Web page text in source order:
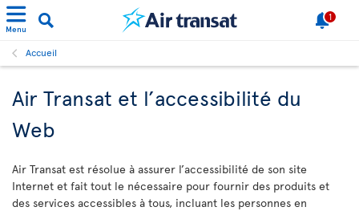
Menu
1
Accueil
Air Transat et l’accessibilité du
Web
Air Transat est résolue à assurer l’accessibilité de son site
Internet et fait tout le nécessaire pour fournir des produits et
des services accessibles à tous, incluant les personnes en